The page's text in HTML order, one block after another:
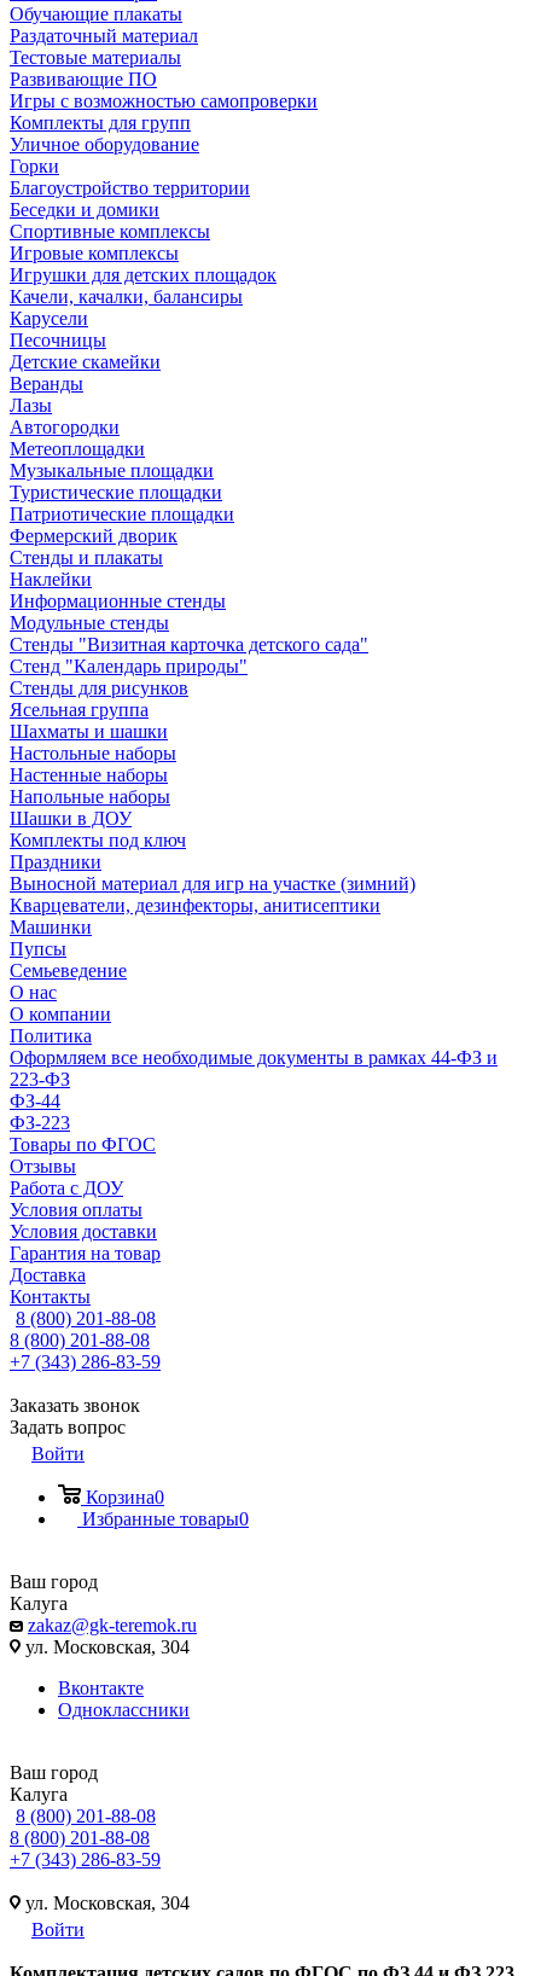
Обучающие плакаты
Раздаточный материал
Тестовые материалы
Развивающие ПО
Игры с возможностью самопроверки
Комплекты для групп
Уличное оборудование
Горки
Благоустройство территории
Беседки и домики
Спортивные комплексы
Игровые комплексы
Игрушки для детских площадок
Качели, качалки, балансиры
Карусели
Песочницы
Детские скамейки
Веранды
Лазы
Автогородки
Метеоплощадки
Музыкальные площадки
Туристические площадки
Патриотические площадки
Фермерский дворик
Стенды и плакаты
Наклейки
Информационные стенды
Модульные стенды
Стенды "Визитная карточка детского сада"
Стенд "Календарь природы"
Стенды для рисунков
Ясельная группа
Шахматы и шашки
Настольные наборы
Настенные наборы
Напольные наборы
Шашки в ДОУ
Комплекты под ключ
Праздники
Выносной материал для игр на участке (зимний)
Кварцеватели, дезинфекторы, анитисептики
Машинки
Пупсы
Семьеведение
О нас
О компании
Политика
Оформляем все необходимые документы в рамках 44-ФЗ и
223-ФЗ
ФЗ-44
ФЗ-223
Товары по ФГОС
Отзывы
Работа с ДОУ
Условия оплаты
Условия доставки
Гарантия на товар
Доставка
Контакты
8 (800) 201-88-08
8 (800) 201-88-08
+7 (343) 286-83-59
Заказать звонок
Задать вопрос
Войти
Корзина0
Избранные товары0
Ваш город
Калуга
zakaz@gk-teremok.ru
ул. Московская, 304
Вконтакте
Одноклассники
Ваш город
Калуга
8 (800) 201-88-08
8 (800) 201-88-08
+7 (343) 286-83-59
ул. Московская, 304
Войти